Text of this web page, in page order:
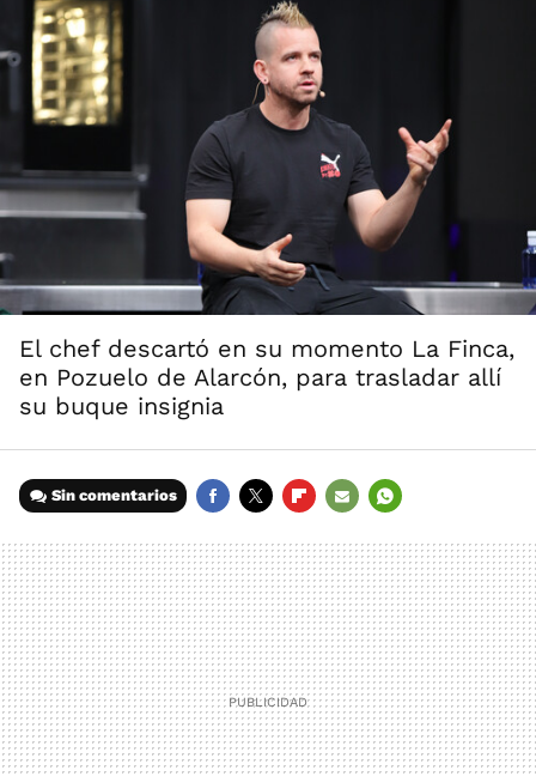
El chef descartó en su momento La Finca,
en Pozuelo de Alarcón, para trasladar allí
su buque insignia
Sin comentarios
MAIL